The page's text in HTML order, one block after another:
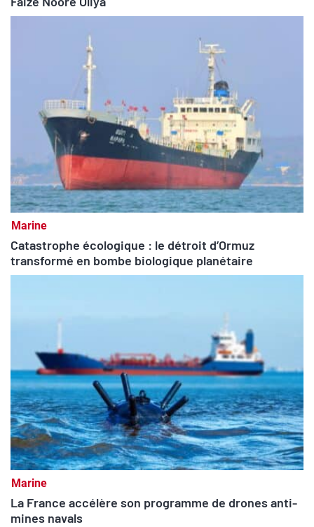
Marine
Catastrophe écologique : le détroit d’Ormuz
transformé en bombe biologique planétaire
Marine
La France accélère son programme de drones anti-
mines navals